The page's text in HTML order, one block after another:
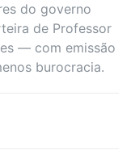
do governo
de Professor
— com emissão
burocracia.